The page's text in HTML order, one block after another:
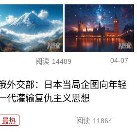
阅读 14489 04-07
外交部：日本当局企图向年轻
代灌输复仇主义思想
最热 阅读 11864